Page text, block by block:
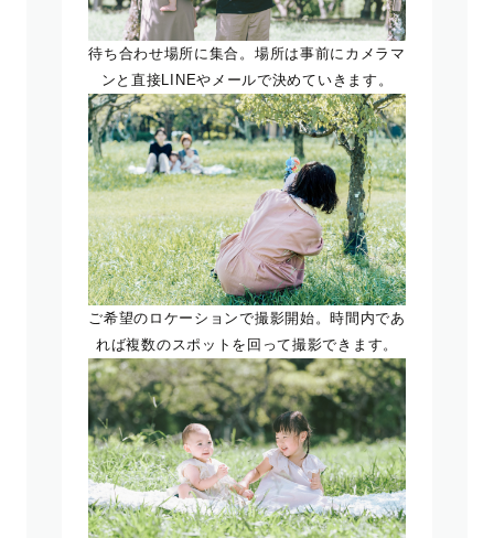
待ち合わせ場所に集合。場所は事前にカメラマ
ンと直接LINEやメールで決めていきます。
ご希望のロケーションで撮影開始。時間内であ
れば複数のスポットを回って撮影できます。